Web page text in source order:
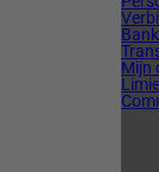
Mijn